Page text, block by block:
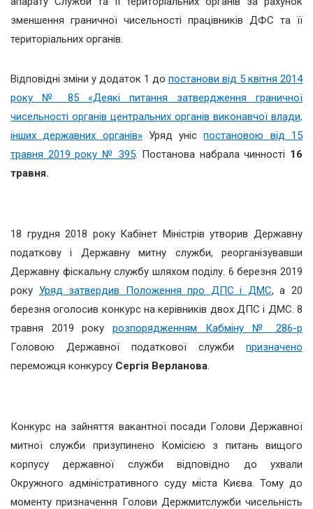
зменшення граничної чисельності працівників ДФС та її
територіальних органів.
Відповідні зміни у додаток 1 до постанови від 5 квітня 2014
року № 85 «Деякі питання затвердження граничної
чисельності органів центральних органів виконавчої влади,
інших державних органів»Уряд уніспостановою від 15
травня 2019 року № 395. Постанова набрала чинності 16
травня.
18 грудня 2018 року Кабінет Міністрів утворив Державну
податкову і Державну митну служби, реорганізувавши
Державну фіскальну службу шляхом поділу. 6 березня 2019
року Уряд затвердив Положення про ДПС і ДМС, а 20
березня оголосив конкурс на керівників двох ДПС і ДМС. 8
травня 2019 рокурозпорядженням Кабміну № 286-р
Головою Державної податкової служби призначено
переможця конкурсу Сергія Верланова.
Конкурс на зайняття вакантної посади Голови Державної
митної служби призупинено Комісією з питань вищого
корпусу державної служби відповідно до ухвали
Окружного адміністративного суду міста Києва. Тому до
моменту призначення Голови Держмитслужби чисельність